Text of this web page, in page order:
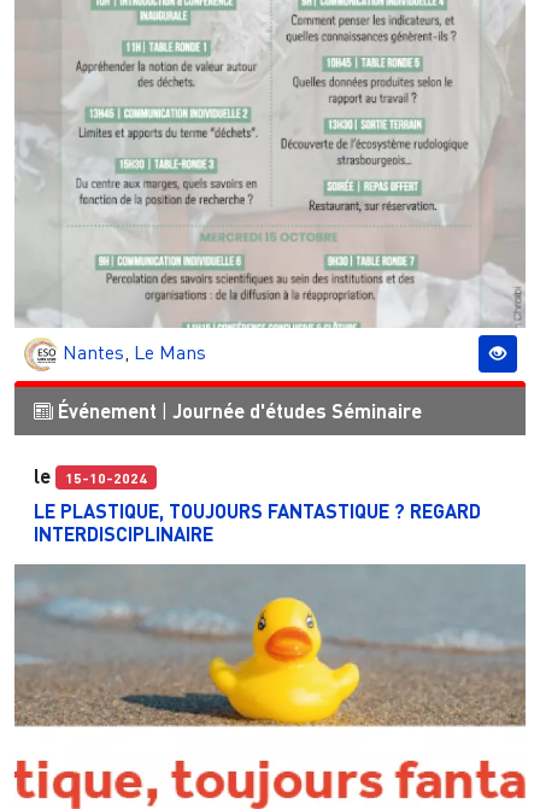
Nantes, Le Mans
Événement Journée d'études Séminaire
le 15-10-2024
LE PLASTIQUE, TOUJOURS FANTASTIQUE ? REGARD
INTERDISCIPLINAIRE